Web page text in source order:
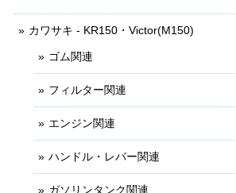
カワサキ - KR150・Victor(M150)
ゴム関連
フィルター関連
エンジン関連
ハンドル・レバー関連
ガソリンタンク関連